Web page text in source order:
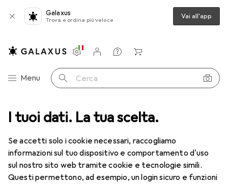
I tuoi dati. La tua scelta.
Se accetti solo i cookie necessari, raccogliamo
informazioni sul tuo dispositivo e comportamento d'uso
sul nostro sito web tramite cookie e tecnologie simili.
Questi permettono, ad esempio, un login sicuro e funzioni
Galaxus
Trova e ordina più veloce Vai all'app
Categoria Navigazione
Menu Cerca
Impostazioni
Conto cliente
Liste di confronto
Liste dei desideri
Carrello
Tutte le categorie Fai da te + Giardino
Grill a gas
Prodotti Forum